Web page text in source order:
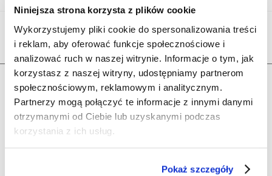
Niniejsza strona korzysta z plików cookie
Wykorzystujemy pliki cookie do spersonalizowania treści
i reklam, aby oferować funkcje społecznościowe i
analizować ruch w naszej witrynie. Informacje o tym, jak
korzystasz z naszej witryny, udostępniamy partnerom
społecznościowym, reklamowym i analitycznym.
Partnerzy mogą połączyć te informacje z innymi danymi
otrzymanymi od Ciebie lub uzyskanymi podczas
korzystania z ich usług.
Pokaż szczegóły
Ten produkt jest niedostępny.
Zamówienia
Olsen
Polecane kategorie